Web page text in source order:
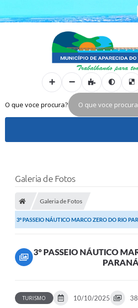
O que voce procura?
Galeria de Fotos
Galeria de Fotos
3° PASSEIO NÁUTICO MARCO ZERO DO RIO
3° PASSEIO NÁUTICO
PARANÁ
TURISMO 10/10/2025